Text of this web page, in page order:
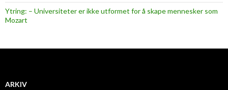
Ytring: – Universiteter er ikke utformet for å skape mennesker som
Mozart
ARKIV